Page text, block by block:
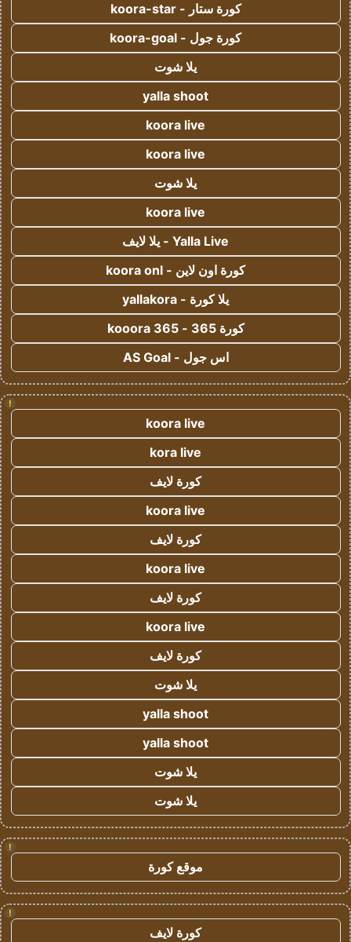
كورة ستار - koora-star
كورة جول - koora-goal
يلا شوت
yalla shoot
koora live
koora live
يلا شوت
koora live
Yalla Live - يلا لايف
كورة اون لاين - koora onl
يلا كورة - yallakora
كورة 365 - kooora 365
اس جول - AS Goal
!
koora live
kora live
كورة لايف
koora live
كورة لايف
koora live
كورة لايف
koora live
كورة لايف
يلا شوت
yalla shoot
yalla shoot
يلا شوت
يلا شوت
!
موقع كورة
!
كورة لايف